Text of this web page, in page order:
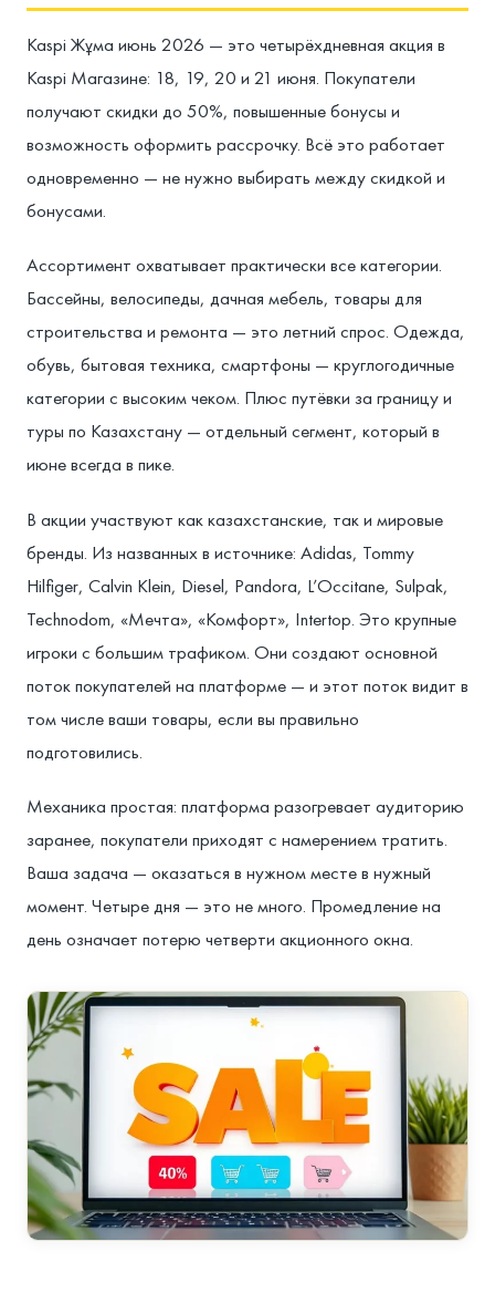
Kaspi Жұма июнь 2026 — это четырёхдневная акция в
Kaspi Магазине: 18, 19, 20 и 21 июня. Покупатели
получают скидки до 50%, повышенные бонусы и
возможность оформить рассрочку. Всё это работает
одновременно — не нужно выбирать между скидкой и
бонусами.
Ассортимент охватывает практически все категории.
Бассейны, велосипеды, дачная мебель, товары для
строительства и ремонта — это летний спрос. Одежда,
обувь, бытовая техника, смартфоны — круглогодичные
категории с высоким чеком. Плюс путёвки за границу и
туры по Казахстану — отдельный сегмент, который в
июне всегда в пике.
В акции участвуют как казахстанские, так и мировые
бренды. Из названных в источнике: Adidas, Tommy
Hilfiger, Calvin Klein, Diesel, Pandora, L’Occitane, Sulpak,
Technodom, «Мечта», «Комфорт», Intertop. Это крупные
игроки с большим трафиком. Они создают основной
поток покупателей на платформе — и этот поток видит в
том числе ваши товары, если вы правильно
подготовились.
Механика простая: платформа разогревает аудиторию
заранее, покупатели приходят с намерением тратить.
Ваша задача — оказаться в нужном месте в нужный
момент. Четыре дня — это не много. Промедление на
день означает потерю четверти акционного окна.